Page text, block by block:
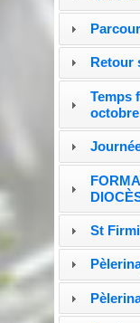
Retour
Temps
octobre
St